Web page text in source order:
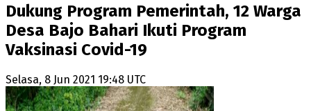
Dukung Program Pemerintah, 12 Warga
Desa Bajo Bahari Ikuti Program
Vaksinasi Covid-19
Selasa, 8 Jun 2021 19:48 UTC